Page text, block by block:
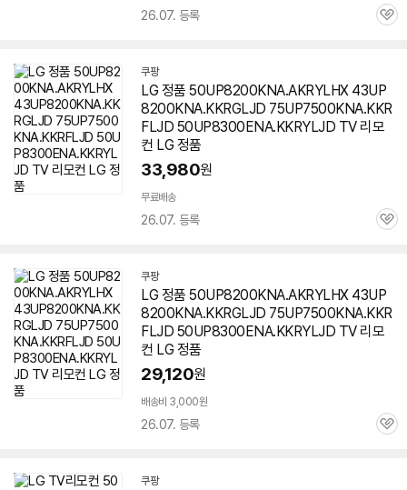
26.07. 등록
관
쿠팡
LG 정품 50UP8200KNA.AKRYLHX 43UP
8200KNA.KKRGLJD 75UP7500KNA.KKR
FLJD 50UP8300ENA.KKRYLJD TV 리모
컨 LG 정품
33,980원
무료배송
26.07. 등록
관
쿠팡
LG 정품 50UP8200KNA.AKRYLHX 43UP
8200KNA.KKRGLJD 75UP7500KNA.KKR
FLJD 50UP8300ENA.KKRYLJD TV 리모
컨 LG 정품
29,120원
배송비 3,000원
26.07. 등록
관
쿠팡